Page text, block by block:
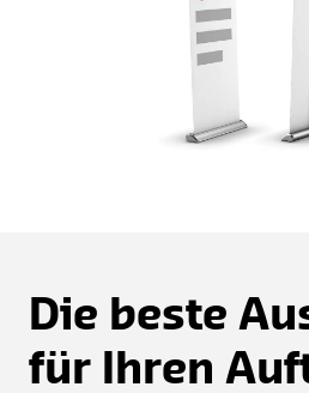
Die beste
für Ihren